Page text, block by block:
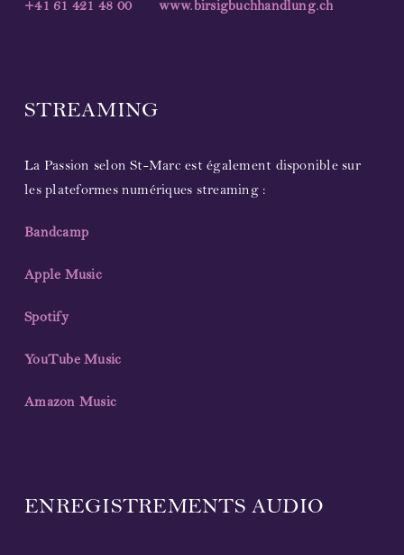
+41 61 421 48 00
www.birsigbuchhandlung.ch
STREAMING
La Passion selon St-Marc est également disponible sur
les plateformes numériques streaming :
Bandcamp
Apple Music
Spotify
YouTube Music
Amazon Music
ENREGISTREMENTS AUDIO